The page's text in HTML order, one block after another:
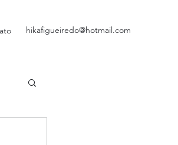
hikafigueiredo@hotmail.com